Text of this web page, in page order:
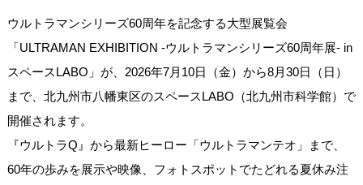
ウルトラマンシリーズ60周年を記念する大型展覧会
「ULTRAMAN EXHIBITION -ウルトラマンシリーズ60周年展- in
スペースLABO」が、2026年7月10日（金）から8月30日（日）
まで、北九州市八幡東区のスペースLABO（北九州市科学館）で
開催されます。
『ウルトラQ』から最新ヒーロー「ウルトラマンテオ」まで、
60年の歩みを展示や映像、フォトスポットでたどれる夏休み注